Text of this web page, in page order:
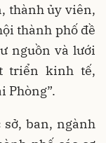
thành ủy viên,
thành phố đề
nguồn và lưới
triển kinh tế,
Phòng”.
sở, ban, ngành